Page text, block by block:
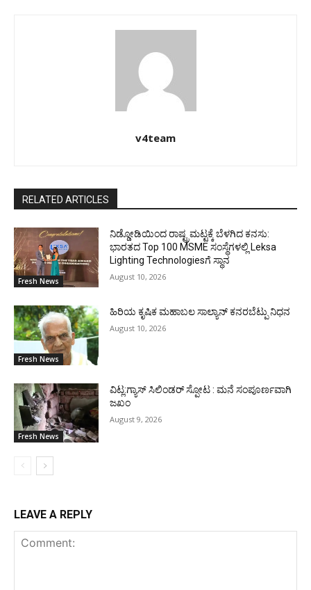
v4team
RELATED ARTICLES
Fresh News
ನಿಡ್ಡೋಡಿಯಿಂದ ರಾಷ್ಟ್ರಮಟ್ಟಕ್ಕೆ ಬೆಳಗಿದ ಕನಸು:
ಭಾರತದ Top 100 MSME ಸಂಸ್ಥೆಗಳಲ್ಲಿ Leksa
Lighting Technologiesಗೆ ಸ್ಥಾನ
August 10, 2026
Fresh News
ಹಿರಿಯ ಕೃಷಿಕ ಮಹಾಬಲ ಸಾಲ್ಯಾನ್ ಕನರಬೆಟ್ಪು ನಿಧನ
August 10, 2026
Fresh News
ವಿಟ್ಲ:ಗ್ಯಾಸ್ ಸಿಲಿಂಡರ್ ಸ್ಪೋಟ : ಮನೆ ಸಂಪೂರ್ಣವಾಗಿ
ಜಖಂ
August 9, 2026
LEAVE A REPLY